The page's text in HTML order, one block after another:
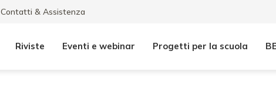
Contatti & Assistenza
Riviste Eventi e webinar Progetti per la scuola